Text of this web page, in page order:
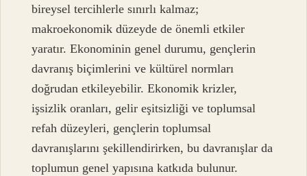
bireysel tercihlerle sınırlı kalmaz;
makroekonomik düzeyde de önemli etkiler
yaratır. Ekonominin genel durumu, gençlerin
davranış biçimlerini ve kültürel normları
doğrudan etkileyebilir. Ekonomik krizler,
işsizlik oranları, gelir eşitsizliği ve toplumsal
refah düzeyleri, gençlerin toplumsal
davranışlarını şekillendirirken, bu davranışlar da
toplumun genel yapısına katkıda bulunur.